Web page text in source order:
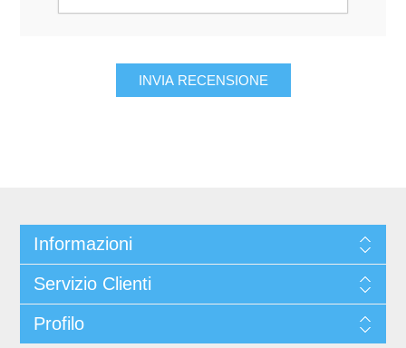
Informazioni
Servizio Clienti
Profilo